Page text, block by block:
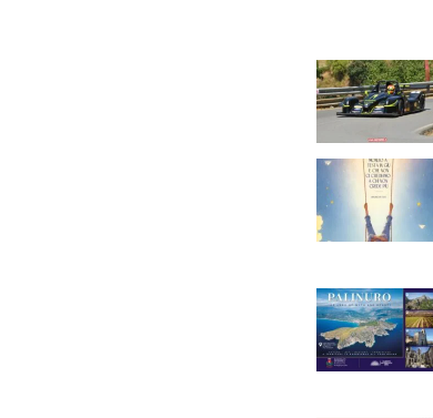
a
t
t
n
o
t
o